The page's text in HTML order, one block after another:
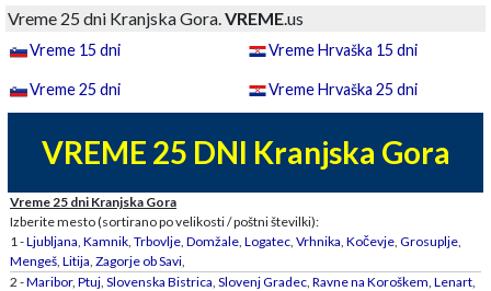
Vreme 25 dni Kranjska Gora.VREME.us
Vreme 15 dni Vreme Hrvaška 15 dni
Vreme 25 dni Vreme Hrvaška 25 dni
VREME 25 DNI Kranjska Gora
Vreme 25 dni Kranjska Gora
Izberite mesto (sortirano po velikosti / poštni številki):
1 -Ljubljana, Kamnik, Trbovlje, Domžale, Logatec, Vrhnika, Kočevje, Grosuplje,
Mengeš, Litija, Zagorje ob Savi,
2 -Maribor, Ptuj, Slovenska Bistrica, Slovenj Gradec, Ravne na Koroškem, Lenart,